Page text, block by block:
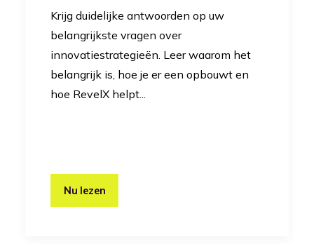
Krijg duidelijke antwoorden op uw
belangrijkste vragen over
innovatiestrategieën. Leer waarom het
belangrijk is, hoe je er een opbouwt en
hoe RevelX helpt...
Nu lezen